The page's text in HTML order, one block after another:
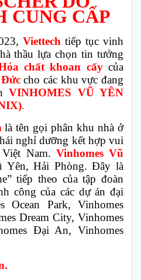
CUNG CẤP
Viettech tiếp tục vinh
thầu lựa chọn tin tưởng
chất khoan cấycủa
cho các khu vực đang
VINHOMES VŨ YÊN
.
là tên gọi phân khu nhà ở
nghỉ dưỡng kết hợp vui
Nam. Vinhomes Vũ
Yên, Hải Phòng. Đây là
tiếp theo của tập đoàn
công của các dự án đại
Ocean Park, Vinhomes
Dream City, Vinhomes
Đại An, Vinhomes